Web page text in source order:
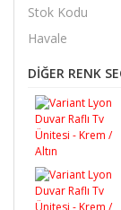
Stok Kodu
Havale
DİĞER RENK